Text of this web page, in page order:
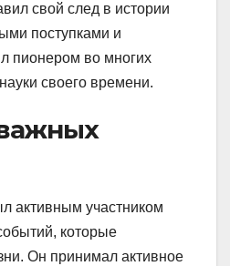
свой след в истории
поступками и
пионером во многих
своего времени.
активным участником
которые
Он принимал активное